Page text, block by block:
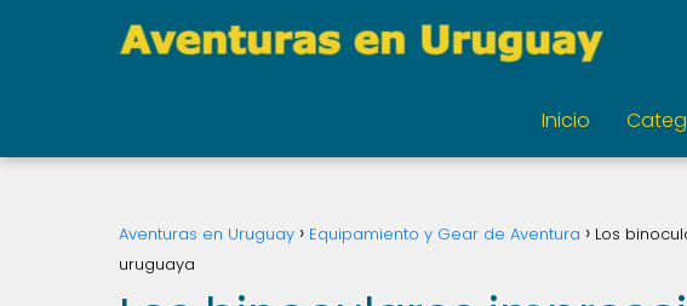
Inicio
Aventuras en Uruguay Equipamiento y Gear de Aventura
Los
uruguaya